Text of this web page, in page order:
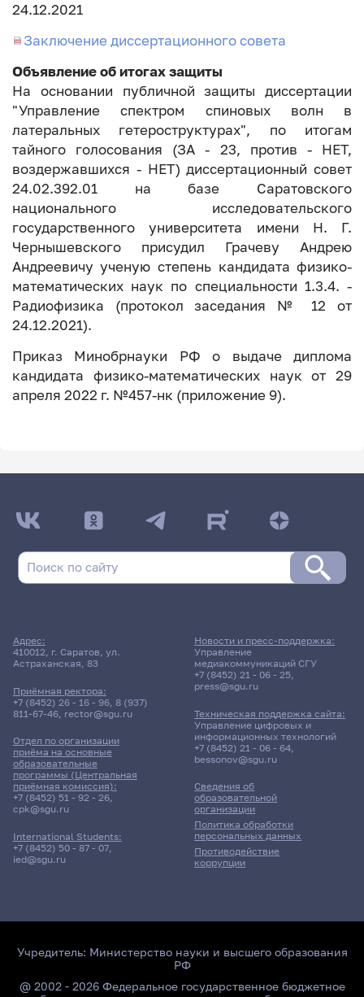
24.12.2021
Заключение диссертационного совета
Объявление об итогах защиты
На основании публичной защиты диссертации
"Управление спектром спиновых волн в
латеральных гетероструктурах", по итогам
тайного голосования (ЗА - 23, против - НЕТ,
воздержавшихся - НЕТ) диссертационный совет
24.02.392.01 на базе Саратовского
национального исследовательского
государственного университета имени Н. Г.
Чернышевского присудил Грачеву Андрею
Андреевичу ученую степень кандидата физико-
математических наук по специальности 1.3.4. -
Радиофизика (протокол заседания № 12 от
24.12.2021).
Приказ Минобрнауки РФ о выдаче диплома
кандидата физико-математических наук от 29
апреля 2022 г. №457-нк (приложение 9).
Адрес:
410012, г. Саратов, ул.
Астраханская, 83
Приёмная ректора:
+7 (8452) 26 - 16 - 96, 8 (937)
811-67-46, rector@sgu.ru
Отдел по организации
приёма на основные
образовательные
программы (Центральная
приёмная комиссия):
+7 (8452) 51 - 92 - 26,
cpk@sgu.ru
International Students:
+7 (8452) 50 - 87 - 07,
ied@sgu.ru
Сведения об
образовательной
организации
Политика обработки
персональных данных
Противодействие
коррупции
Новости и пресс-поддержка:
Управление
медиакоммуникаций СГУ
+7 (8452) 21 - 06 - 25,
press@sgu.ru
Техническая поддержка сайта:
Управление цифровых и
информационных технологий
+7 (8452) 21 - 06 - 64,
bessonov@sgu.ru
Учредитель: Министерство науки и высшего образования
РФ
@ 2002 - 2026 Федеральное государственное бюджетное